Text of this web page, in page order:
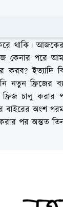
থাকি।
কেনার পরে
করব?
ফ্রিজের
চালু করার
বাইরের অংশ
পর অন্তত